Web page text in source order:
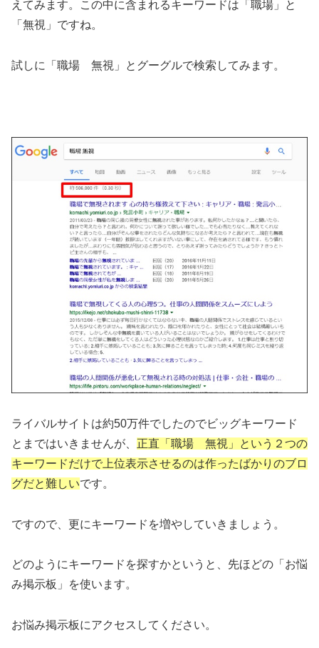
えてみます。この中に含まれるキーワードは「職場」と
「無視」ですね。
試しに「職場 無視」とグーグルで検索してみます。
ライバルサイトは約50万件でしたのでビッグキーワード
とまではいきませんが、 正直「職場 無視」という２つの
キーワードだけで上位表示させるのは作ったばかりのブロ
グだと難しいです。
ですので、更にキーワードを増やしていきましょう。
どのようにキーワードを探すかというと、先ほどの「お悩
み掲示板」を使います。
お悩み掲示板にアクセスしてください。